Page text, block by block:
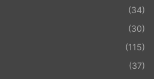
(34)
(30)
(115)
(37)